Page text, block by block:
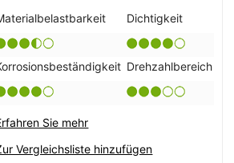
Dichtigkeit
Drehzahlbereich
Sie mehr
Vergleichsliste hinzufügen